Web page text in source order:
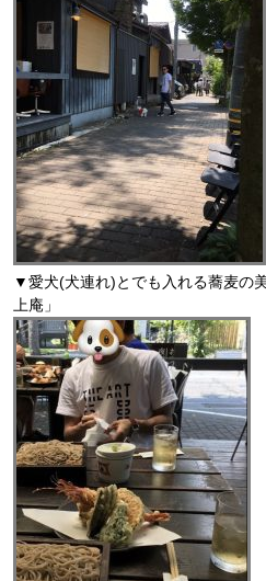
▼愛犬(犬連れ)とでも入れる蕎麦の
上庵」